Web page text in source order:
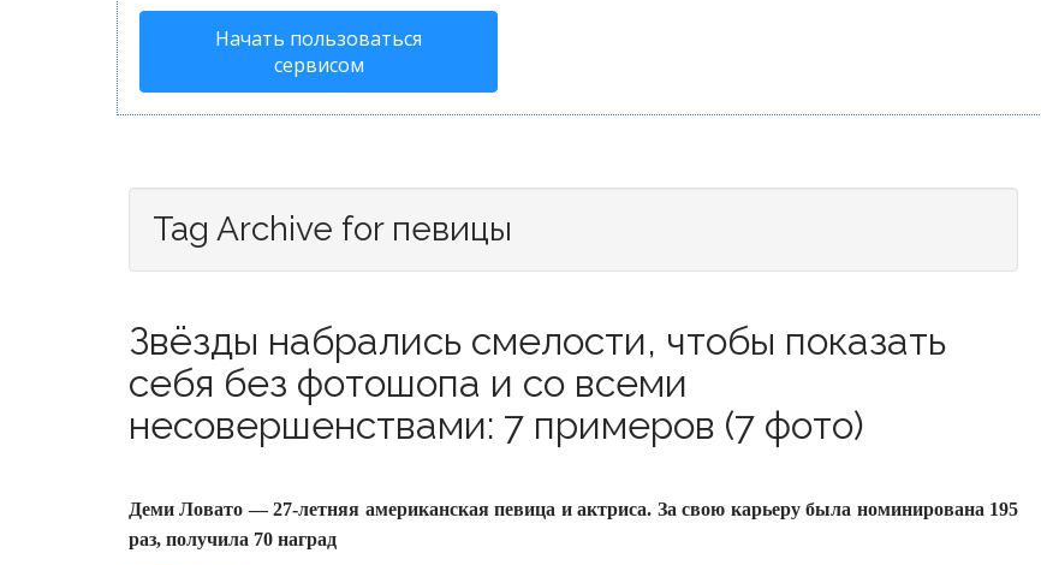
Начать пользоваться
сервисом
Tag Archive for певицы
Звёзды набрались смелости, чтобы показать
себя без фотошопа и со всеми
несовершенствами: 7 примеров (7 фото)
Деми Ловато — 27-летняя американская певица и актриса. За свою карьеру была номинирована 195
раз, получила 70 наград